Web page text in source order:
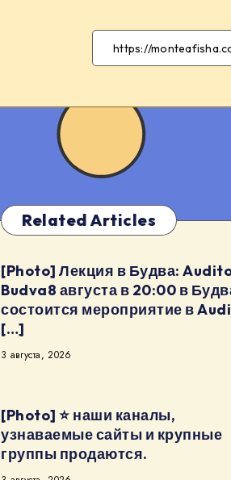
Related Articles
[Photo] Лекция в Будва:
Budva8 августа в 20:00 в
состоится мероприятие в
[…]
3 августа, 2026
[Photo] ⭐️ наши каналы,
узнаваемые сайты и крупные
группы продаются.